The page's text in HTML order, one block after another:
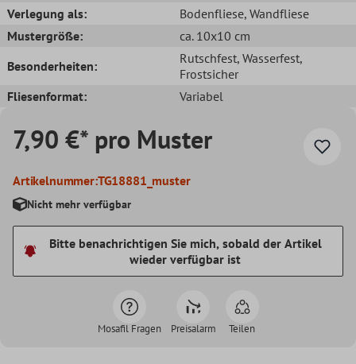
Verlegung als:
Bodenfliese, Wandfliese
Mustergröße:
ca. 10x10 cm
Besonderheiten:
Rutschfest, Wasserfest,
Frostsicher
Fliesenformat:
Variabel
7,90 €* pro Muster
Artikelnummer:TG18881_muster
Nicht mehr verfügbar
Bitte benachrichtigen Sie mich, sobald der Artikel
wieder verfügbar ist
Mosafil Fragen Preisalarm Teilen